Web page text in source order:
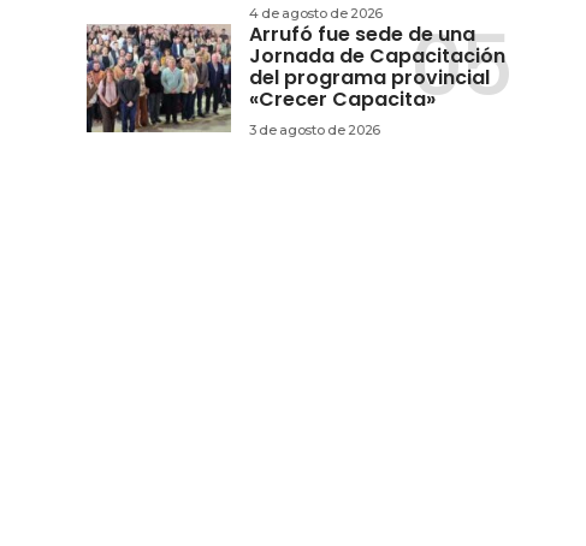
4 de agosto de 2026
Arrufó fue sede de una
Jornada de Capacitación
del programa provincial
«Crecer Capacita»
3 de agosto de 2026